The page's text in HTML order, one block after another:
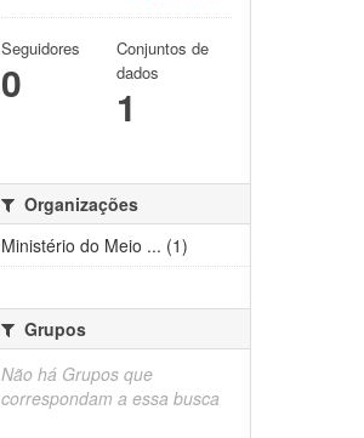
Seguidores
0
Conjuntos de
dados
1
Organizações
Ministério do Meio ... (1)
Grupos
Não há Grupos que
correspondam a essa busca